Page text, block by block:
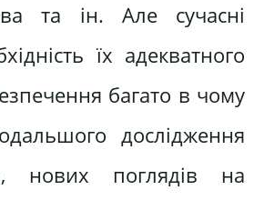
та ін. Але сучасні
їх адекватного
багато в чому
дослідження
нових поглядів на